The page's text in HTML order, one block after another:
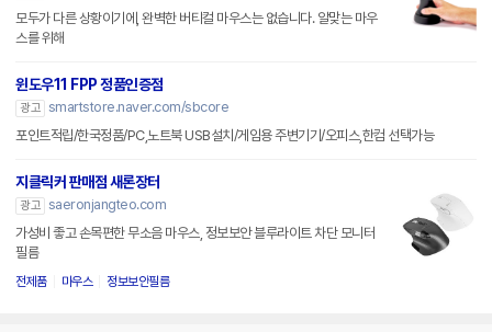
모두가 다른 상황이기에, 완벽한 버티컬 마우스는 없습니다. 알맞는 마우
스를 위해
윈도우11 FPP 정품인증점
광고 smartstore.naver.com/sbcore
포인트적립/한국정품/PC,노트북 USB설치/게임용 주변기기/오피스,한컴 선택가능
지클릭커 판매점 새론장터
광고 saeronjangteo.com
가성비 좋고 손목편한 무소음 마우스, 정보보안 블루라이트 차단 모니터
필름
전제품 마우스 정보보안필름